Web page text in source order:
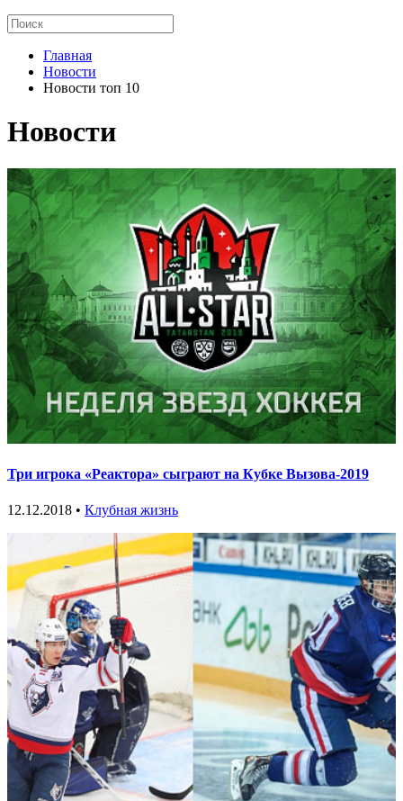
Главная
Новости
Новости топ 10
Новости
Три игрока «Реактора» сыграют на Кубке Вызова-2019
12.12.2018 • Клубная жизнь